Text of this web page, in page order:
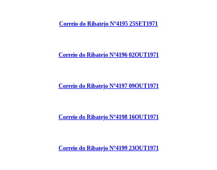
Correio do Ribatejo Nº4195 25SET1971
Correio do Ribatejo Nº4196 02OUT1971
Correio do Ribatejo Nº4197 09OUT1971
Correio do Ribatejo Nº4198 16OUT1971
Correio do Ribatejo Nº4199 23OUT1971